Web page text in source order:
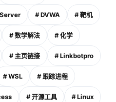
# DVWA # 靶机
# 数学解法 # 化学
# 主页链接 # Linkbotpro
# WSL # 跟踪进程
# 开源工具 # Linux